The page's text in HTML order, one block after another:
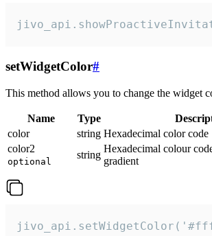
setWidgetColor#
This method allows you to change the widget
Name Type
color
string Hexadecimal color code
color2
optional
string
Hexadecimal colour
gradient